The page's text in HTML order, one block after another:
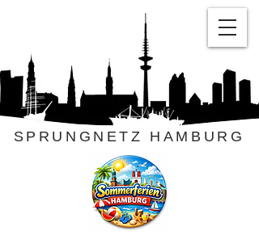
SPRUNGNETZ HAMBURG